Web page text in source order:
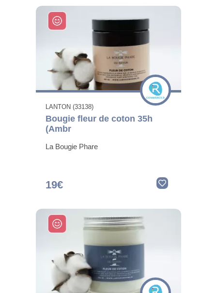
LANTON (33138)
Bougie fleur de coton 35h
(Ambr
La Bougie Phare
19€